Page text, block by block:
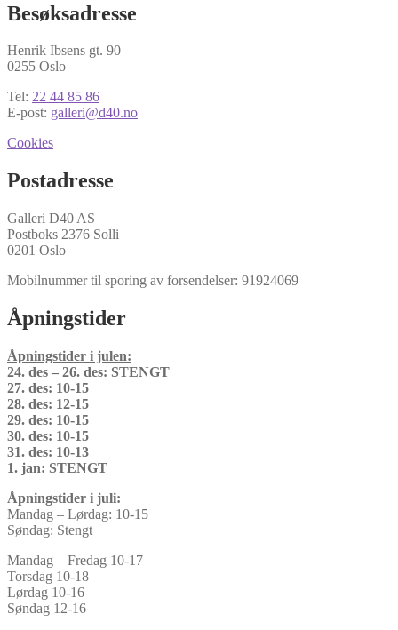
Besøksadresse
Henrik Ibsens gt. 90
0255 Oslo
Tel: 22 44 85 86
E-post: galleri@d40.no
Cookies
Postadresse
Galleri D40 AS
Postboks 2376 Solli
0201 Oslo
Mobilnummer til sporing av forsendelser: 91924069
Åpningstider
Åpningstider i julen:
24. des – 26. des: STENGT
27. des: 10-15
28. des: 12-15
29. des: 10-15
30. des: 10-15
31. des: 10-13
1. jan: STENGT
Åpningstider i juli:
Mandag – Lørdag: 10-15
Søndag: Stengt
Mandag – Fredag 10-17
Torsdag 10-18
Lørdag 10-16
Søndag 12-16